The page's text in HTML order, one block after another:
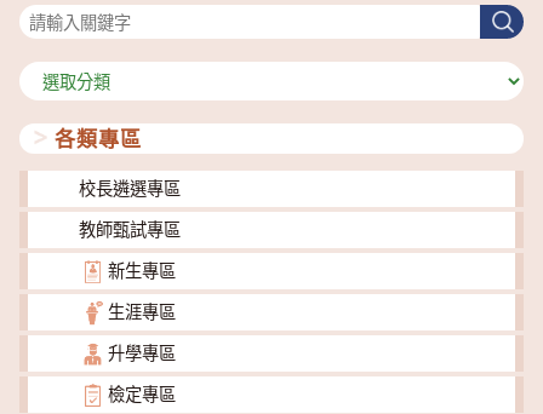
搜
尋
分
類
各類專區
校長遴選專區
教師甄試專區
新生專區
生涯專區
升學專區
檢定專區